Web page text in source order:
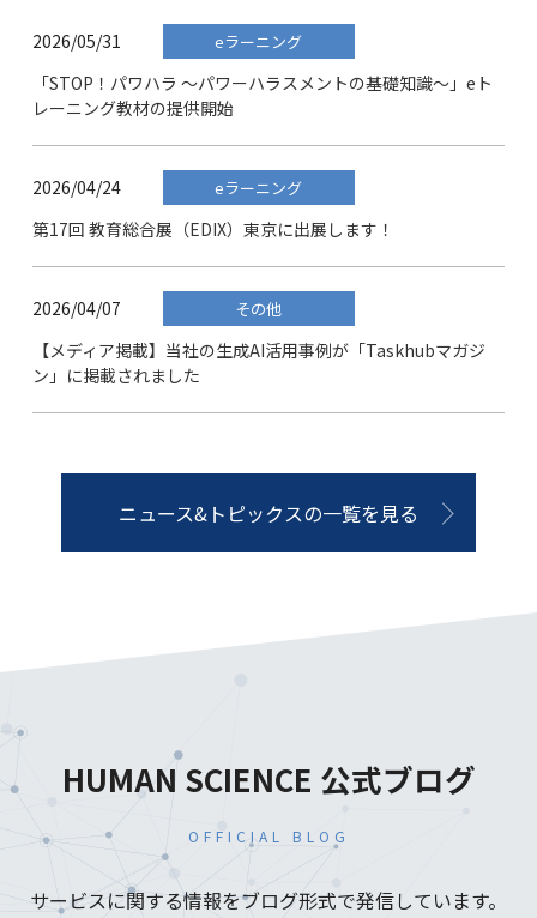
2026/05/31 eラーニング
「STOP！パワハラ ～パワーハラスメントの基礎知識～」eト
レーニング教材の提供開始
2026/04/24 eラーニング
第17回 教育総合展（EDIX）東京に出展します！
2026/04/07 その他
【メディア掲載】当社の生成AI活用事例が「Taskhubマガジ
ン」に掲載されました
ニュース&トピックスの一覧を見る
HUMAN SCIENCE 公式ブログ
OFFICIAL BLOG
サービスに関する情報をブログ形式で発信しています。